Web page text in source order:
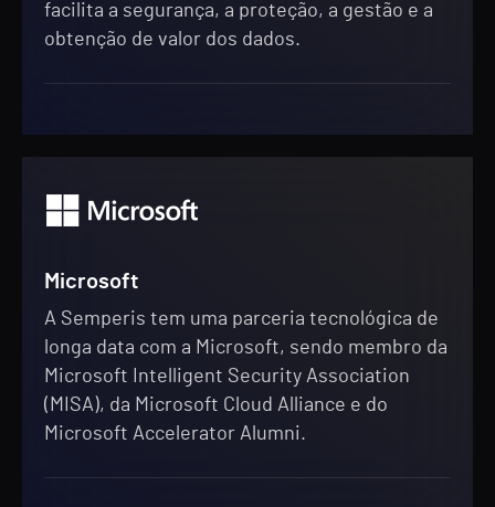
facilita a segurança, a proteção, a gestão e a
obtenção de valor dos dados.
Microsoft
A Semperis tem uma parceria tecnológica de
longa data com a Microsoft, sendo membro da
Microsoft Intelligent Security Association
(MISA), da Microsoft Cloud Alliance e do
Microsoft Accelerator Alumni.